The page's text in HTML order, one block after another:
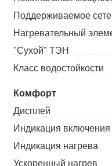
Поддерживаемое
Нагревательный
"Сухой" ТЭН
Класс водостойкости
Комфорт
Дисплей
Индикация включения
Индикация нагрева
Ускоренный нагрев